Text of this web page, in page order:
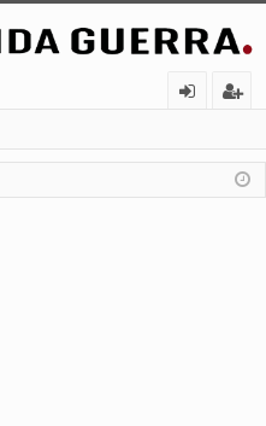
nt
ifi
ist
ra